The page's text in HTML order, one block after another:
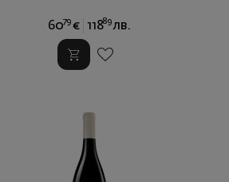
6079 € 11889 лв.